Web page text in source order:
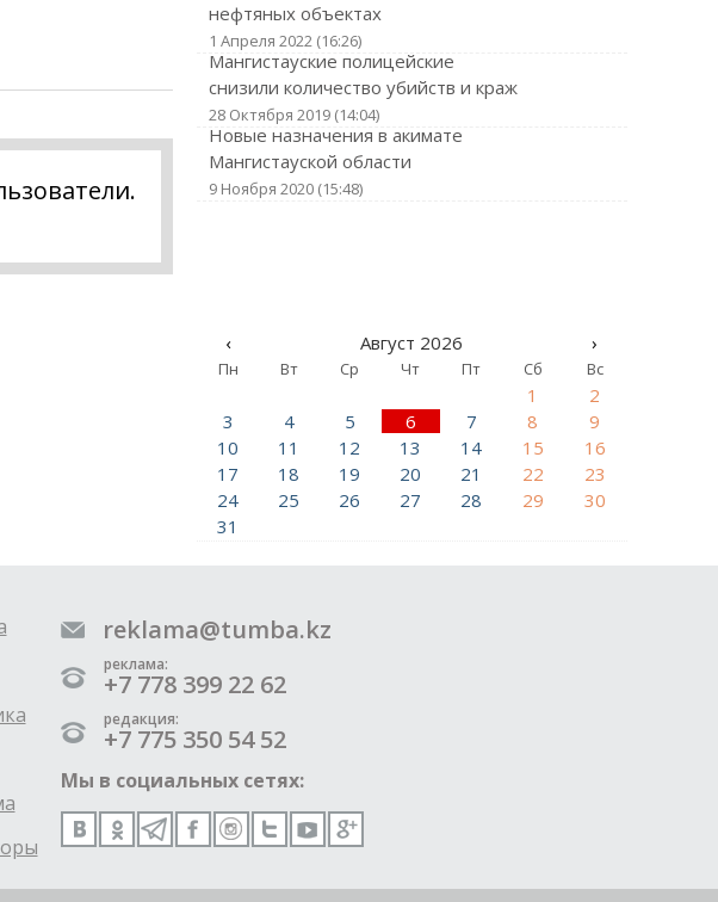
нефтяных объектах
1 Апреля 2022 (16:26)
Мангистауские полицейские
снизили количество убийств и краж
28 Октября 2019 (14:04)
Новые назначения в акимате
Мангистауской области
9 Ноября 2020 (15:48)
‹ Август 2026 ›
Пн Вт Ср Чт Пт Сб Вс
1
2
3
4 5 6 7 8
9
10
11 12 13 14 15
16
17
18 19 20 21 22
23
24
25 26 27 28 29
30
31
reklama@tumba.kz
реклама:
+7 778 399 22 62
редакция:
+7 775 350 54 52
Мы в социальных сетях: